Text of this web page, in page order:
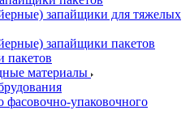
запайщики для тяжелых
запайщики пакетов
пакетов
материалы
фасовочно-упаковочного